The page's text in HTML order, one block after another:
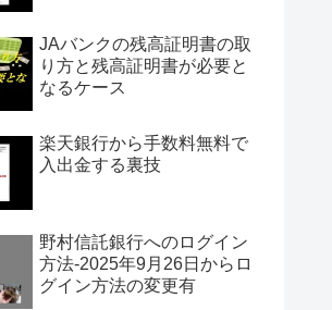
JAバンクの残高証明書の取
り方と残高証明書が必要と
なるケース
楽天銀行から手数料無料で
入出金する裏技
野村信託銀行へのログイン
方法-2025年9月26日からロ
グイン方法の変更有